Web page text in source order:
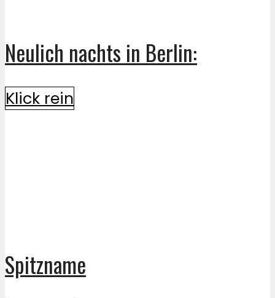
Neulich nachts in Berlin:
Klick rein
Spitzname